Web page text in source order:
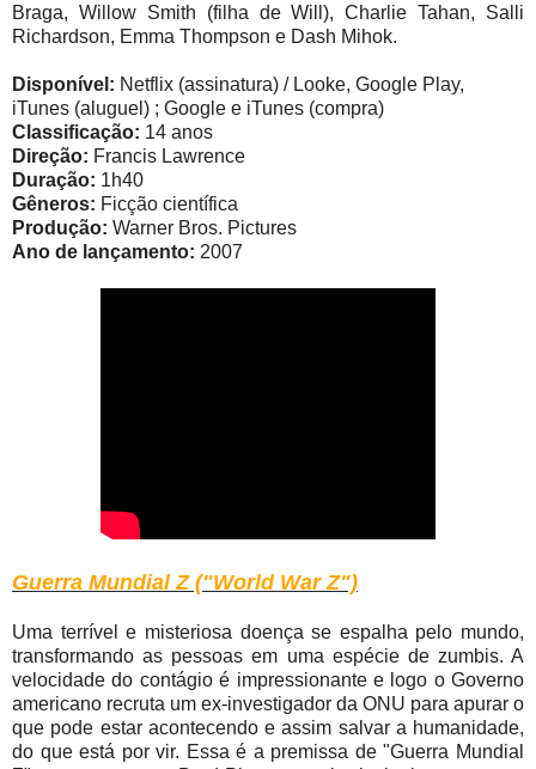
Braga, Willow Smith (filha de Will), Charlie Tahan, Salli
Richardson, Emma Thompson e Dash Mihok.
Disponível: Netflix (assinatura) / Looke, Google Play,
iTunes (aluguel) ; Google e iTunes (compra)
Classificação: 14 anos
Direção: Francis Lawrence
Duração: 1h40
Gêneros: Ficção científica
Produção: Warner Bros. Pictures
Ano de lançamento: 2007
Guerra Mundial Z ("World War Z")
Uma terrível e misteriosa doença se espalha pelo mundo,
transformando as pessoas em uma espécie de zumbis. A
velocidade do contágio é impressionante e logo o Governo
americano recruta um ex-investigador da ONU para apurar o
que pode estar acontecendo e assim salvar a humanidade,
do que está por vir. Essa é a premissa de "Guerra Mundial